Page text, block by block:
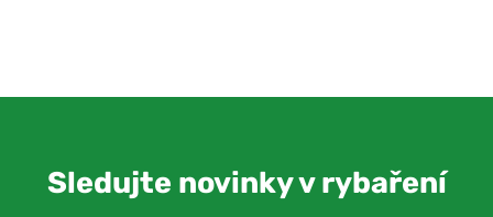
Sledujte novinky v rybaření